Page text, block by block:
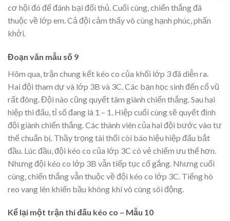
cơ hội đó để đánh bại đối thủ. Cuối cùng, chiến thắng đã
thuộc về lớp em. Cả đội cảm thấy vô cùng hạnh phúc, phấn
khởi.
Đoạn văn mẫu số 9
Hôm qua, trận chung kết kéo co của khối lớp 3 đã diễn ra.
Hai đội tham dự và lớp 3B và 3C. Các bạn học sinh đến cổ vũ
rất đông. Đội nào cũng quyết tâm giành chiến thắng. Sau hai
hiệp thi đấu, tỉ số đang là 1 – 1. Hiệp cuối cùng sẽ quyết định
đội giành chiến thắng. Các thành viên của hai đội bước vào tư
thế chuẩn bị. Thầy trọng tài thổi còi báo hiệu hiệp đấu bắt
đầu. Lúc đầu, đội kéo co của lớp 3C có vẻ chiếm ưu thế hơn.
Nhưng đội kéo co lớp 3B vẫn tiếp tục cố gắng. Nhưng cuối
cùng, chiến thắng vẫn thuộc về đội kéo co lớp 3C. Tiếng hò
reo vang lên khiến bầu không khí vô cùng sôi động.
Kể lại một trận thi đấu kéo co – Mẫu 10